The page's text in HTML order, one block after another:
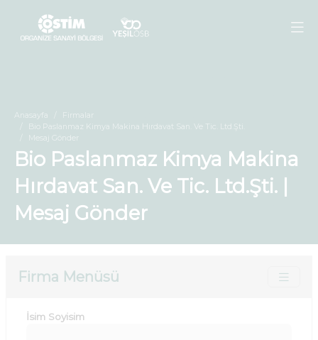
Anasayfa
Firmalar
Bio Paslanmaz Kimya Makina Hırdavat San. Ve Tic. Ltd.Şti.
Mesaj Gönder
Bio Paslanmaz Kimya Makina
Hırdavat San. Ve Tic. Ltd.Şti. |
Mesaj Gönder
Firma Menüsü
İsim Soyisim